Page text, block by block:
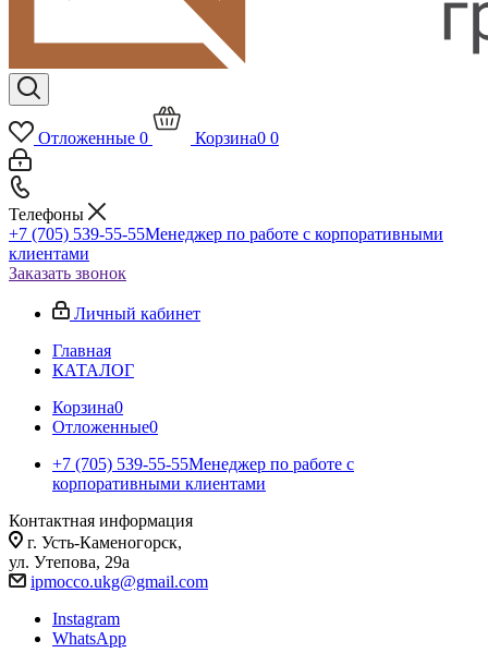
Отложенные 0 Корзина0 0
Телефоны
+7 (705) 539-55-55Менеджер по работе с корпоративными
клиентами
Заказать звонок
Личный кабинет
Главная
КАТАЛОГ
Корзина0
Отложенные0
+7 (705) 539-55-55Менеджер по работе с
корпоративными клиентами
Контактная информация
г. Усть-Каменогорск,
ул. Утепова, 29а
ipmocco.ukg@gmail.com
Instagram
WhatsApp